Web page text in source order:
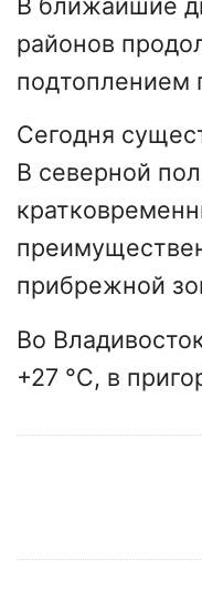
районов
подтоплением
Сегодня
В северной
прибрежной
Во
+27 °С, в